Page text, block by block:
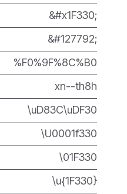
&#x1F330;
&#127792;
%F0%9F%8C%B0
xn--th8h
\uD83C\uDF30
\U0001f330
\01F330
\u{1F330}